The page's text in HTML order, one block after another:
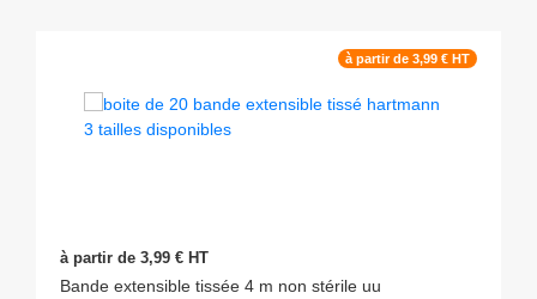
à partir de 3,99 € HT
à partir de 3,99 € HT
Bande extensible tissée 4 m non stérile uu